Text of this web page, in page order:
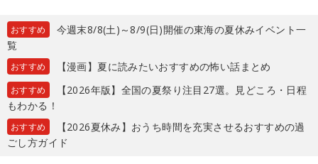
おすすめ
今週末8/8(土)～8/9(日)開催の東海の夏休みイベント一
覧
おすすめ 【漫画】夏に読みたいおすすめの怖い話まとめ
おすすめ
【2026年版】全国の夏祭り注目27選。見どころ・日程
もわかる！
おすすめ
【2026夏休み】おうち時間を充実させるおすすめの過
ごし方ガイド